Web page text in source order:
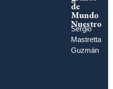
de
Mundo
Nuestro
Sergio
Mastretta
Guzmán